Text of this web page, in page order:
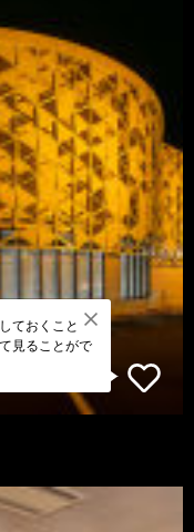
ておくこと
見ることがで